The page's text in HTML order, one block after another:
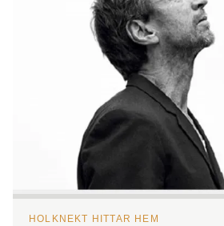
HOLKNEKT HITTAR HEM